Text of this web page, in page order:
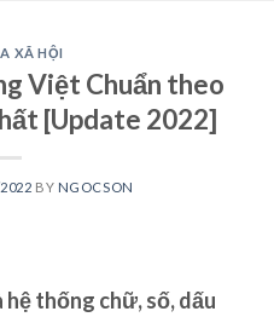
XÃ HỘI
Việt Chuẩn theo
[Update 2022]
BY NGOCSON
thống chữ, số, dấu